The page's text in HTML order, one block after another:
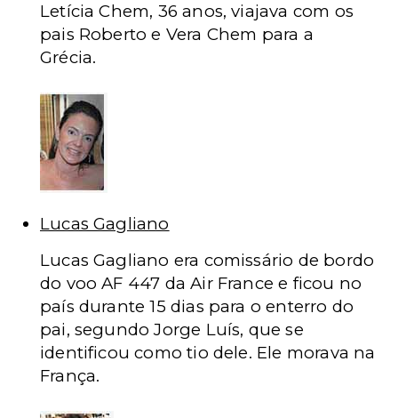
Letícia Chem, 36 anos, viajava com os
pais Roberto e Vera Chem para a
Grécia.
Lucas Gagliano
Lucas Gagliano era comissário de bordo
do voo AF 447 da Air France e ficou no
país durante 15 dias para o enterro do
pai, segundo Jorge Luís, que se
identificou como tio dele. Ele morava na
França.